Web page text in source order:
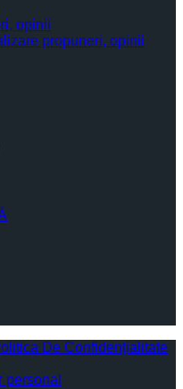
opinii
propuneri, opinii
De Confidențialitate
personal